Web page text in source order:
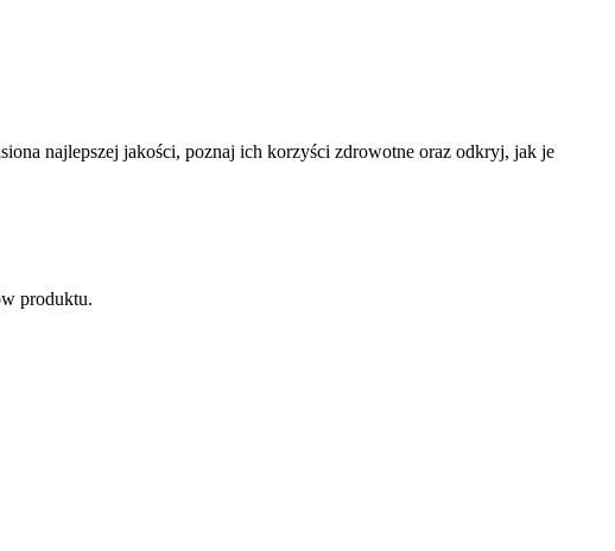
najlepszej jakości, poznaj ich korzyści zdrowotne oraz odkryj, jak je
produktu.